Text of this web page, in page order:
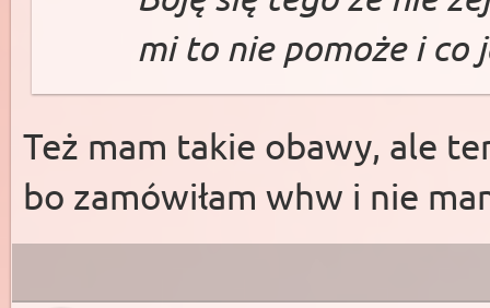
mi to nie pomoże i
Też mam takie obawy, ale
bo zamówiłam whw i nie